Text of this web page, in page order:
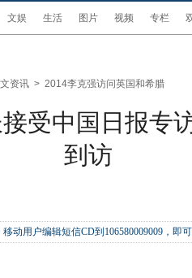
文娱 生活 图片 视频 专栏
资讯 > 2014李克强访问英国和希腊
受中国日报专
到访
移动用户编辑短信CD到106580009009，即